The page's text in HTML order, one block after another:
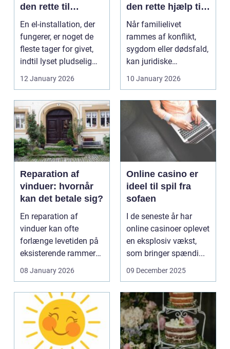
den rette til
opgaven
En el-installation, der
fungerer, er noget de
fleste tager for givet,
indtil lyset pludselig
går, el...
12 January 2026
den rette hjælp til
familien
Når familielivet
rammes af konflikt,
sygdom eller dødsfald,
kan juridiske
spørgsmål hurtigt
vokse si...
10 January 2026
Reparation af
vinduer: hvornår
kan det betale sig?
En reparation af
vinduer kan ofte
forlænge levetiden på
eksisterende rammer
og glas med ...
08 January 2026
Online casino er
ideel til spil fra
sofaen
I de seneste år har
online casinoer oplevet
en eksplosiv vækst,
som bringer spændi...
09 December 2025